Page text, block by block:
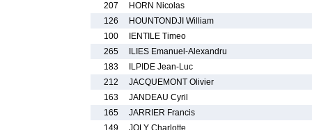
207
HORN Nicolas
126
HOUNTONDJI William
100
IENTILE Timeo
265
ILIES Emanuel-Alexandru
183
ILPIDE Jean-Luc
212
JACQUEMONT Olivier
163
JANDEAU Cyril
165
JARRIER Francis
149
JOLY Charlotte